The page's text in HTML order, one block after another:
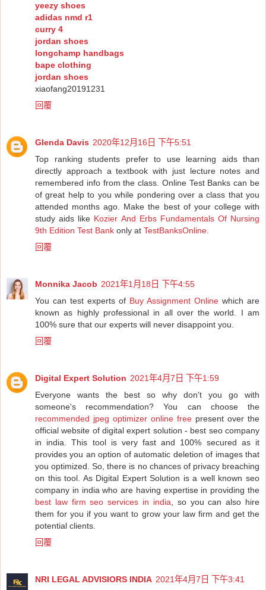
yeezy shoes
adidas nmd r1
curry 4
jordan shoes
longchamp handbags
bape clothing
jordan shoes
xiaofang20191231
回覆
Glenda Davis 2020年12月16日 下午5:51
Top ranking students prefer to use learning aids than
directly approach a textbook with just lecture notes and
remembered info from the class. Online Test Banks can be
of great help to you while pondering over a class that you
attended months ago. Make the best of your college with
study aids like Kozier And Erbs Fundamentals Of Nursing
9th Edition Test Bank only at TestBanksOnline
回覆
Monnika Jacob 2021年1月18日 下午4:55
You can test experts of Buy Assignment Online which are
known as highly professional in all over the world. I am
100% sure that our experts will never disappoint you.
回覆
Digital Expert Solution 2021年4月7日 下午1:59
Everyone wants the best so why don't you go with
someone's recommendation? You can choose the
recommended jpeg optimizer online free present over the
official website of digital expert solution - best seo company
in india. This tool is very fast and 100% secured as it
provides you an option of automatic deletion of images that
you optimized. So, there is no chances of privacy breaching
on this tool. As Digital Expert Solution is a well known seo
company in india who are having expertise in providing the
best law firm seo services in india , so you can also hire
them for you if you want to grow your law firm and get the
potential clients.
回覆
NRI LEGAL ADVISIORS INDIA 2021年4月7日 下午3:41